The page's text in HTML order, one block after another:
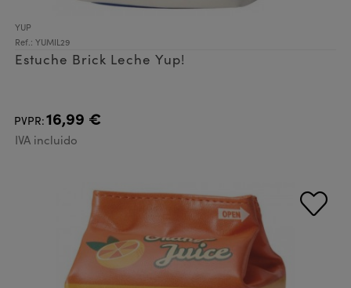
YUP
Ref.: YUMIL29
Estuche Brick Leche Yup!
PVPR:16,99 €
IVA incluido